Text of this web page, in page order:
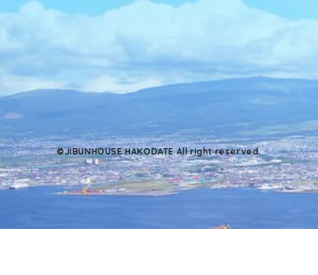
©JIBUNHOUSE HAKODATE All right reserved.